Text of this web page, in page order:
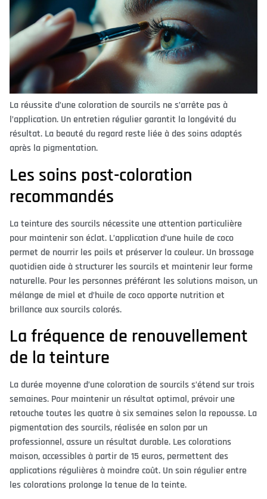
La réussite d’une coloration de sourcils ne s’arrête pas à
l’application. Un entretien régulier garantit la longévité du
résultat. La beauté du regard reste liée à des soins adaptés
après la pigmentation.
Les soins post-coloration
recommandés
La teinture des sourcils nécessite une attention particulière
pour maintenir son éclat. L’application d’une huile de coco
permet de nourrir les poils et préserver la couleur. Un brossage
quotidien aide à structurer les sourcils et maintenir leur forme
naturelle. Pour les personnes préférant les solutions maison, un
mélange de miel et d’huile de coco apporte nutrition et
brillance aux sourcils colorés.
La fréquence de renouvellement
de la teinture
La durée moyenne d’une coloration de sourcils s’étend sur trois
semaines. Pour maintenir un résultat optimal, prévoir une
retouche toutes les quatre à six semaines selon la repousse. La
pigmentation des sourcils, réalisée en salon par un
professionnel, assure un résultat durable. Les colorations
maison, accessibles à partir de 15 euros, permettent des
applications régulières à moindre coût. Un soin régulier entre
les colorations prolonge la tenue de la teinte.